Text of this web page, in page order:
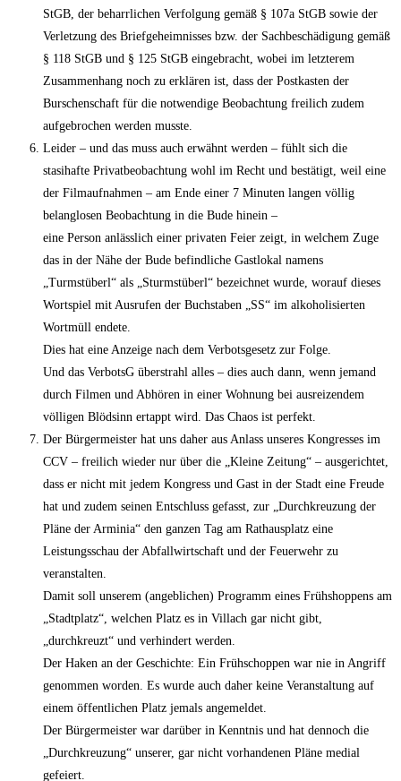
StGB, der beharrlichen Verfolgung gemäß § 107a StGB sowie der
Verletzung des Briefgeheimnisses bzw. der Sachbeschädigung gemäß
§ 118 StGB und § 125 StGB eingebracht, wobei im letzterem
Zusammenhang noch zu erklären ist, dass der Postkasten der
Burschenschaft für die notwendige Beobachtung freilich zudem
aufgebrochen werden musste.
Leider – und das muss auch erwähnt werden – fühlt sich die
stasihafte Privatbeobachtung wohl im Recht und bestätigt, weil eine
der Filmaufnahmen – am Ende einer 7 Minuten langen völlig
belanglosen Beobachtung in die Bude hinein –
eine Person anlässlich einer privaten Feier zeigt, in welchem Zuge
das in der Nähe der Bude befindliche Gastlokal namens
„Turmstüberl“ als „Sturmstüberl“ bezeichnet wurde, worauf dieses
Wortspiel mit Ausrufen der Buchstaben „SS“ im alkoholisierten
Wortmüll endete.
Dies hat eine Anzeige nach dem Verbotsgesetz zur Folge.
Und das VerbotsG überstrahl alles – dies auch dann, wenn jemand
durch Filmen und Abhören in einer Wohnung bei ausreizendem
völligen Blödsinn ertappt wird. Das Chaos ist perfekt.
Der Bürgermeister hat uns daher aus Anlass unseres Kongresses im
CCV – freilich wieder nur über die „Kleine Zeitung“ – ausgerichtet,
dass er nicht mit jedem Kongress und Gast in der Stadt eine Freude
hat und zudem seinen Entschluss gefasst, zur „Durchkreuzung der
Pläne der Arminia“ den ganzen Tag am Rathausplatz eine
Leistungsschau der Abfallwirtschaft und der Feuerwehr zu
veranstalten.
Damit soll unserem (angeblichen) Programm eines Frühshoppens am
„Stadtplatz“, welchen Platz es in Villach gar nicht gibt,
„durchkreuzt“ und verhindert werden.
Der Haken an der Geschichte: Ein Frühschoppen war nie in Angriff
genommen worden. Es wurde auch daher keine Veranstaltung auf
einem öffentlichen Platz jemals angemeldet.
Der Bürgermeister war darüber in Kenntnis und hat dennoch die
„Durchkreuzung“ unserer, gar nicht vorhandenen Pläne medial
gefeiert.